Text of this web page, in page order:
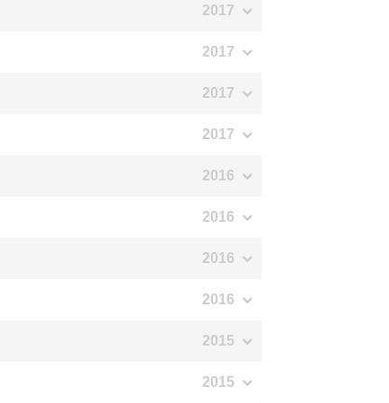
2017
2017
2017
2017
2016
2016
2016
2016
2015
2015